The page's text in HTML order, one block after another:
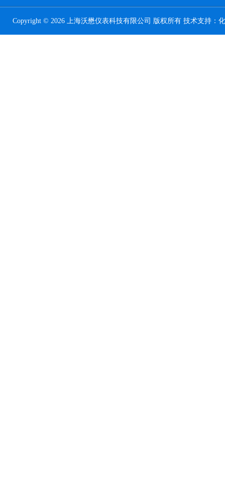
Copyright © 2026 上海沃懋仪表科技有限公司 版权所有 技术支持：